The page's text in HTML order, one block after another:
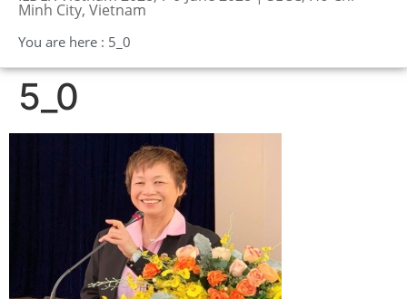
Minh City, Vietnam
You are here : 5_0
5_0